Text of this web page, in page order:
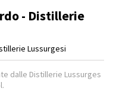
- Distillerie
Lussurgesi
dalle Distillerie Lussurges